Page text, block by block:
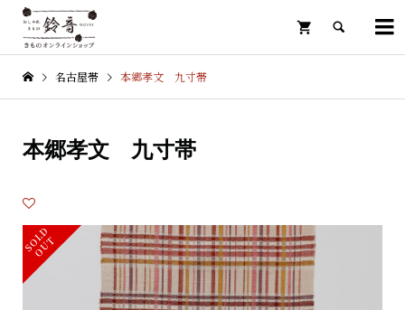

名古屋帯 本郷孝文 九寸帯
本郷孝文 九寸帯
S
O
L
D
O
U
T